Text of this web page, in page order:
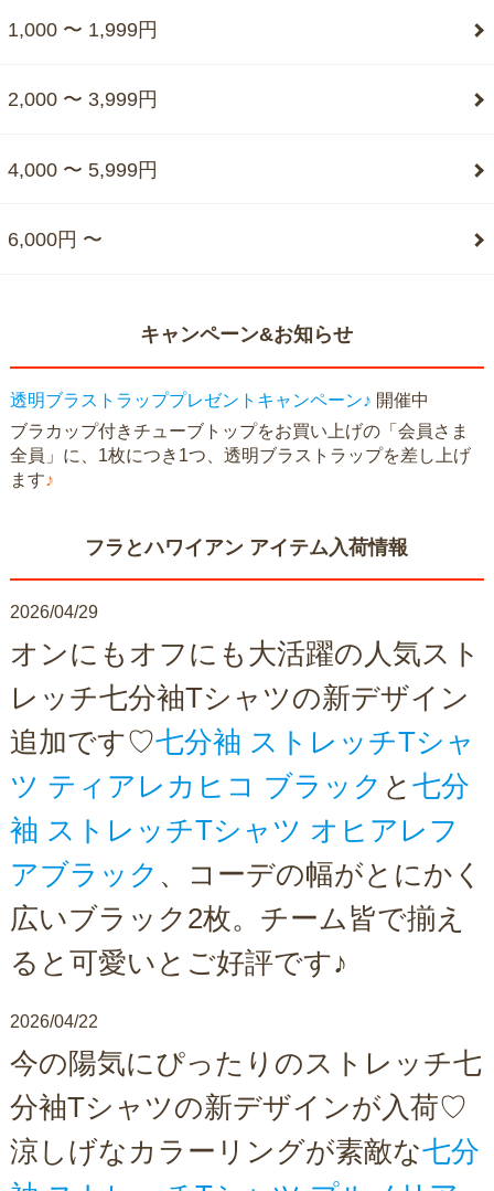
1,000 〜 1,999円
2,000 〜 3,999円
4,000 〜 5,999円
6,000円 〜
キャンペーン&お知らせ
透明ブラストラッププレゼントキャンペーン♪ 開催中
ブラカップ付きチューブトップをお買い上げの「会員さま
全員」に、1枚につき1つ、透明ブラストラップを差し上げ
ます♪
フラとハワイアン アイテム入荷情報
2026/04/29
オンにもオフにも大活躍の人気スト
レッチ七分袖Tシャツの新デザイン
追加です♡七分袖 ストレッチTシャ
ツ ティアレカヒコ ブラック と 七分
袖 ストレッチTシャツ オヒアレフ
アブラック 、コーデの幅がとにかく
広いブラック2枚。チーム皆で揃え
ると可愛いとご好評です♪
2026/04/22
今の陽気にぴったりのストレッチ七
分袖Tシャツの新デザインが入荷♡
涼しげなカラーリングが素敵な七分